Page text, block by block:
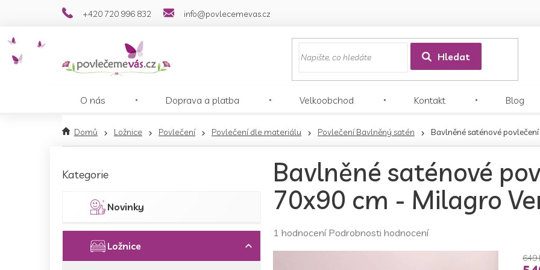
+420 720 996 832 info@povlecemevas.cz
Hledat
O nás Doprava a platba Velkoobchod Kontakt Blog
Domů Ložnice Povlečení Povlečení dle materiálu Povlečení Bavlněný satén Bavlněné saténové
kategorie
Kategorie
Novinky
Ložnice
Bavlněné saténové
70x90 cm - Milagro
Průměrné
1 hodnocení Podrobnosti hodnocení
649